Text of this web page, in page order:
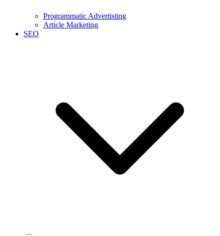
Programmatic Advertisting
Article Marketing
SEO